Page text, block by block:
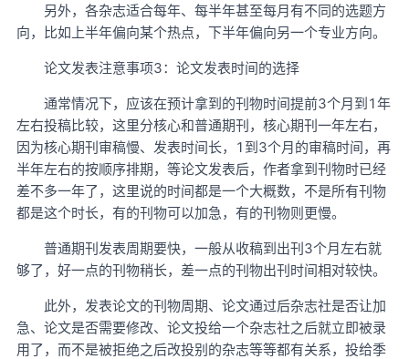
另外，各杂志适合每年、每半年甚至每月有不同的选题方
向，比如上半年偏向某个热点，下半年偏向另一个专业方向。
论文发表注意事项3：论文发表时间的选择
通常情况下，应该在预计拿到的刊物时间提前3个月到1年
左右投稿比较，这里分核心和普通期刊，核心期刊一年左右，
因为核心期刊审稿慢、发表时间长，1到3个月的审稿时间，再
半年左右的按顺序排期，等论文发表后，作者拿到刊物时已经
差不多一年了，这里说的时间都是一个大概数，不是所有刊物
都是这个时长，有的刊物可以加急，有的刊物则更慢。
普通期刊发表周期要快，一般从收稿到出刊3个月左右就
够了，好一点的刊物稍长，差一点的刊物出刊时间相对较快。
此外，发表论文的刊物周期、论文通过后杂志社是否让加
急、论文是否需要修改、论文投给一个杂志社之后就立即被录
用了，而不是被拒绝之后改投别的杂志等等都有关系，投给季